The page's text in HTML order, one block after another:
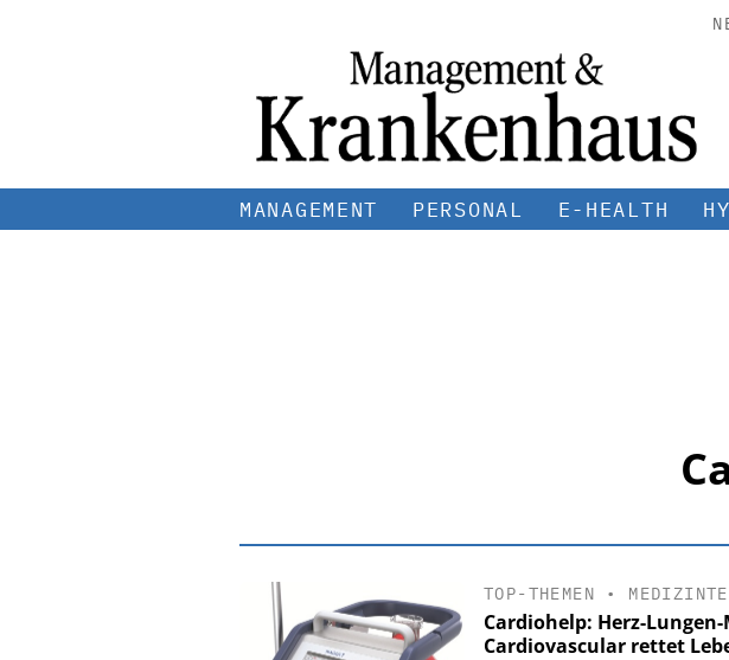
MANAGEMENT PERSONAL E-HEALTH
TOP-THEMEN •
Cardiohelp: Herz-
Cardiovascular rettet